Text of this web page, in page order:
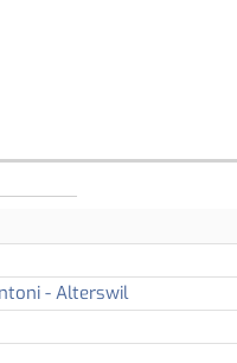
- Alterswil